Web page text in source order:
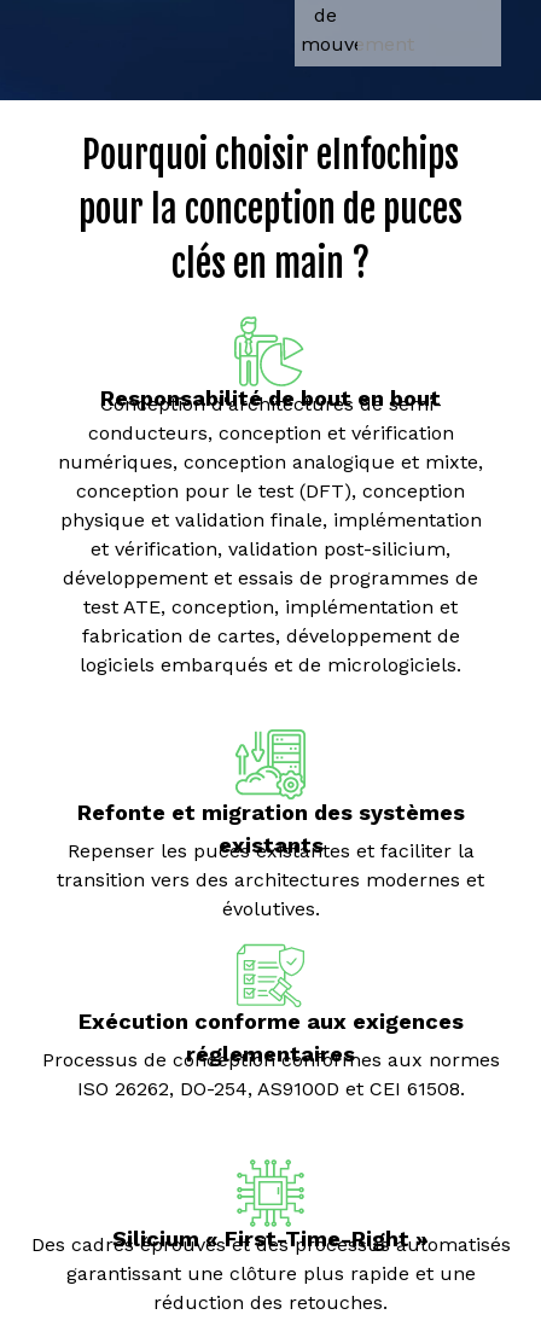
de
mouvement
Pourquoi choisir eInfochips
pour la conception de puces
clés en main ?
Responsabilité de bout en bout
Conception d'architectures de semi-
conducteurs, conception et vérification
numériques, conception analogique et mixte,
conception pour le test (DFT), conception
physique et validation finale, implémentation
et vérification, validation post-silicium,
développement et essais de programmes de
test ATE, conception, implémentation et
fabrication de cartes, développement de
logiciels embarqués et de micrologiciels.
Refonte et migration des systèmes
existants
Repenser les puces existantes et faciliter la
transition vers des architectures modernes et
évolutives.
Exécution conforme aux exigences
réglementaires
Processus de conception conformes aux normes
ISO 26262, DO-254, AS9100D et CEI 61508.
Silicium « First-Time-Right »
Des cadres éprouvés et des processus automatisés
garantissant une clôture plus rapide et une
réduction des retouches.